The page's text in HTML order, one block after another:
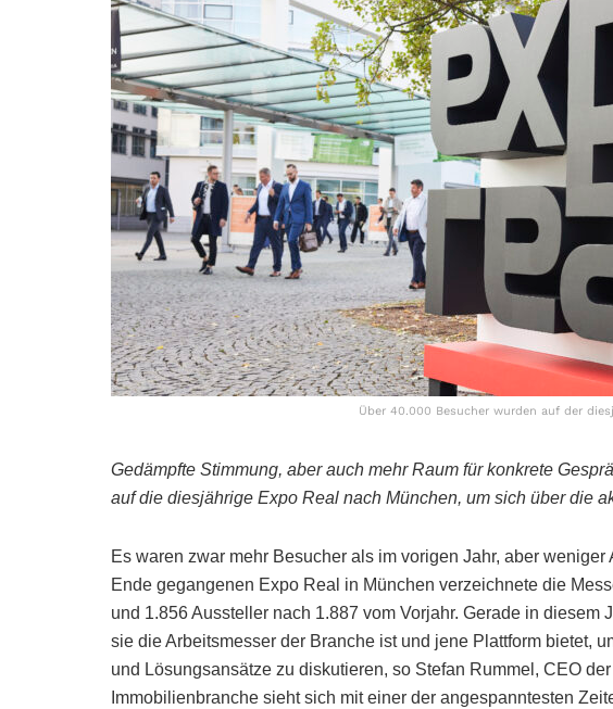
Über 40.000 Besucher wurden auf der
Gedämpfte Stimmung, aber auch mehr Raum für konkrete
auf die diesjährige Expo Real nach München, um sich über die
Es waren zwar mehr Besucher als im vorigen Jahr, aber
Ende gegangenen Expo Real in München verzeichnete die
und 1.856 Aussteller nach 1.887 vom Vorjahr. Gerade in
sie die Arbeitsmesser der Branche ist und jene Plattform bietet,
und Lösungsansätze zu diskutieren, so Stefan Rummel, CEO
Immobilienbranche sieht sich mit einer der angespanntesten